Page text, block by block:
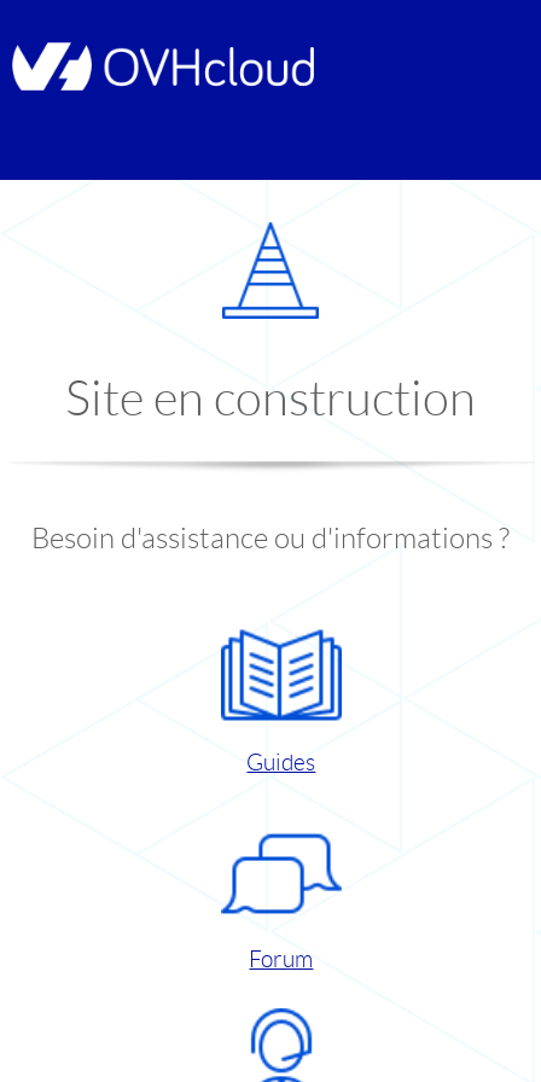
Site en construction
Besoin d'assistance ou d'informations ?
Guides
Forum